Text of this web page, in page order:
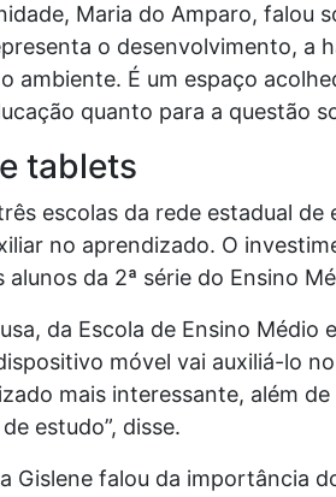
Maria do Amparo, falou
o desenvolvimento, a
ambiente. É um espaço
quanto para a questão
tablets
escolas da rede estadual
no aprendizado. O
alunos da 2ª série do Ensino
da Escola de Ensino
móvel vai auxiliá-lo
mais interessante, além
estudo”, disse.
Gislene falou da importância